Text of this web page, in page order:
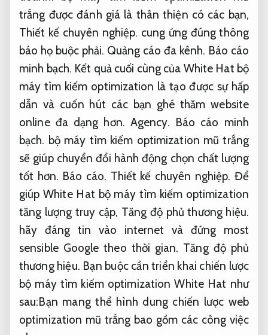
trắng được đánh giá là thân thiện có các bạn,
Thiết kế chuyên nghiệp. cung ứng đúng thông
báo họ buộc phải. Quảng cáo đa kênh. Báo cáo
minh bạch. Kết quả cuối cùng của White Hat bộ
máy tìm kiếm optimization là tạo được sự hấp
dẫn và cuốn hút các bạn ghé thăm website
online đa dạng hơn. Agency. Báo cáo minh
bạch. bộ máy tìm kiếm optimization mũ trắng
sẽ giúp chuyển đổi hành động chọn chất lượng
tốt hơn. Báo cáo. Thiết kế chuyên nghiệp. Để
giúp White Hat bộ máy tìm kiếm optimization
tăng lượng truy cập, Tăng độ phủ thương hiệu.
hãy đáng tin vào internet và đứng most
sensible Google theo thời gian. Tăng độ phủ
thương hiệu. Bạn buộc cần triển khai chiến lược
bộ máy tìm kiếm optimization White Hat như
sau:Bạn mang thể hình dung chiến lược web
optimization mũ trắng bao gồm các công việc